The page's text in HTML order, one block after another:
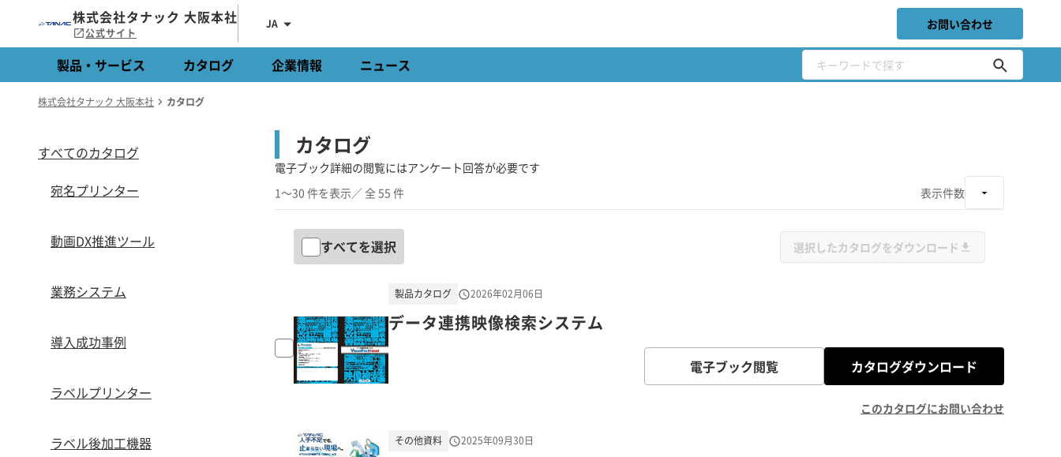
株式会社タナック 大阪本社
公式サイト
JA お問い合わせ
製品・サービス カタログ 企業情報 ニュース
株式会社タナック 大阪本社 カタログ
すべてのカタログ
宛名プリンター
動画DX推進ツール
業務システム
導入成功事例
ラベルプリンター
ラベル後加工機器
カタログ
電子ブック詳細の閲覧にはアンケート回答が必要です
1～30 件を表示／ 全 55 件 表示件数
すべてを選択 選択したカタログをダウンロード
データ連携映像検索システム
製品カタログ 2026年02月06日
電子ブック閲覧 カタログダウンロード
このカタログにお問い合わせ
その他資料 2025年09月30日